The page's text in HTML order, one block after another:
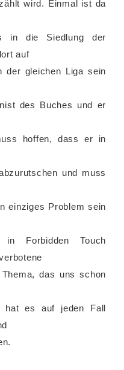
wird. Einmal ist da
in die Siedlung der
auf
der gleichen Liga sein
des Buches und er
hoffen, dass er in
und muss
einziges Problem sein
Forbidden Touch
das uns schon
hat es auf jeden Fall